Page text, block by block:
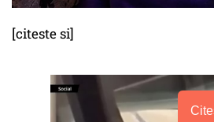
[citeste si]